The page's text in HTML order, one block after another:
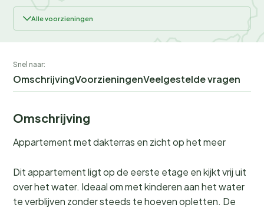
Alle voorzieningen
Snel naar:
OmschrijvingVoorzieningenVeelgestelde vragen
Omschrijving
Appartement met dakterras en zicht op het meer
Dit appartement ligt op de eerste etage en kijkt vrij uit
over het water. Ideaal om met kinderen aan het water
te verblijven zonder steeds te hoeven opletten. De